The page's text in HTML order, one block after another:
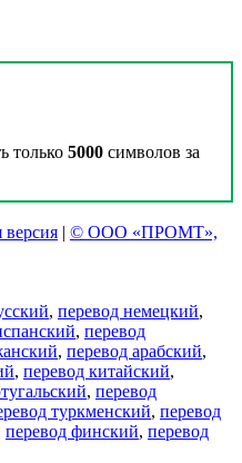
только 5000 символов за
| © ООО «ПРОМТ»,
, перевод немецкий,
, перевод
, перевод арабский,
, перевод китайский,
, перевод
туркменский, перевод
перевод финский, перевод